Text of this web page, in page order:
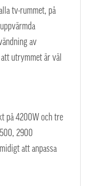
tv-rummet, på
av
utrymmet är väl
på 4200W och tre
2900
att anpassa